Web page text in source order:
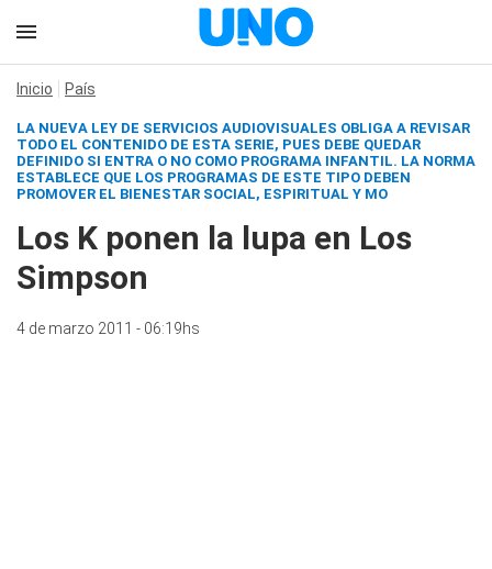
Inicio País
LA NUEVA LEY DE SERVICIOS AUDIOVISUALES OBLIGA A REVISAR
TODO EL CONTENIDO DE ESTA SERIE, PUES DEBE QUEDAR
DEFINIDO SI ENTRA O NO COMO PROGRAMA INFANTIL. LA NORMA
ESTABLECE QUE LOS PROGRAMAS DE ESTE TIPO DEBEN
PROMOVER EL BIENESTAR SOCIAL, ESPIRITUAL Y MO
Los K ponen la lupa en Los
Simpson
4 de marzo 2011 - 06:19hs